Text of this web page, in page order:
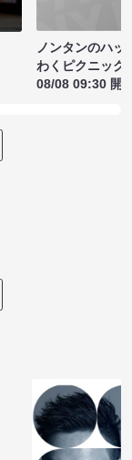
ノンタンのハッ
わくピクニック
08/08 09:30 開